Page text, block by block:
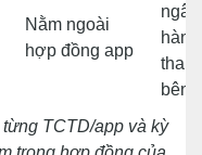
Nằm ngoài
hợp đồng app
ngân
bên
TCTD/app và kỳ